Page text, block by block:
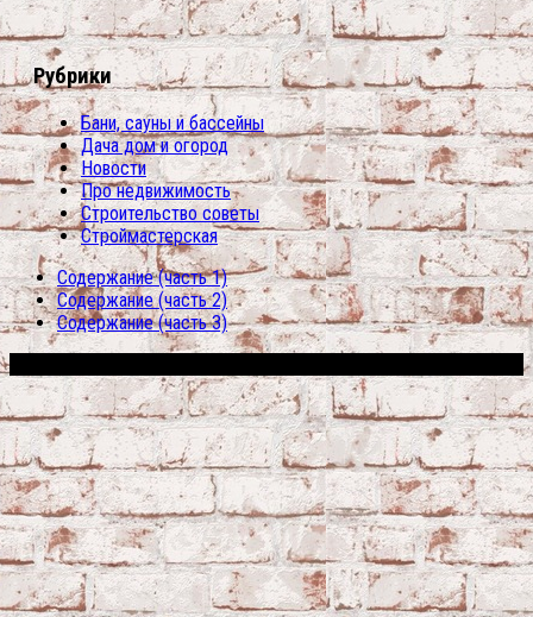
Рубрики
Бани, сауны и бассейны
Дача дом и огород
Новости
Про недвижимость
Строительство советы
Строймастерская
Содержание (часть 1)
Содержание (часть 2)
Содержание (часть 3)